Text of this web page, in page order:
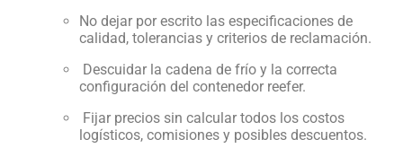
No dejar por escrito las especificaciones de
calidad, tolerancias y criterios de reclamación.
Descuidar la cadena de frío y la correcta
configuración del contenedor reefer.
Fijar precios sin calcular todos los costos
logísticos, comisiones y posibles descuentos.